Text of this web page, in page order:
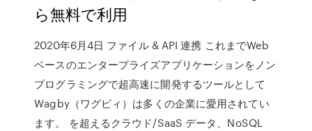
ら無料で利用
2020年6月4日 ファイル & API 連携 これまでWeb
ベースのエンタープライズアプリケーションをノン
プログラミングで超高速に開発するツールとして
Wagby（ワグビィ）は多くの企業に愛用されてい
ます。 を超えるクラウド/SaaS データ、NoSQL